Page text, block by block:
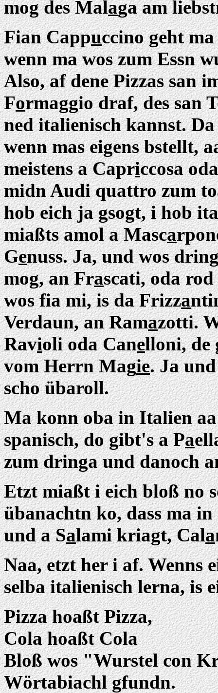
mog des Malaga am
Fian Cappuccino geht
wenn ma wos zum Essn
Also, af dene Pizzas san
Formaggio draf, des san
ned italienisch kannst.
wenn mas eigens bstellt,
meistens a Capriccosa
midn Audi quattro zum
hob eich ja gsogt, i hob
miaßts amol a Masca
Genuss. Ja, und wos
mog, an Frascati, oda
wos fia mi, is da Frizza
Verdaun, an Ramazotti.
Ravioli oda Canelloni, de
vom Herrn Magie. Ja
scho übaroll.
Ma konn oba in Italien aa
spanisch, do gibt's a Pa
zum dringa und danoch
Etzt miaßt i eich bloß no
übanachtn ko, dass ma
und a Salami kriagt, Cala
Naa, etzt her i af. Wenns
selba italienisch lerna, is
Pizza hoaßt Pizza,
Cola hoaßt Cola
Bloß wos "Wurstel con
Wörtabiachl gfundn.